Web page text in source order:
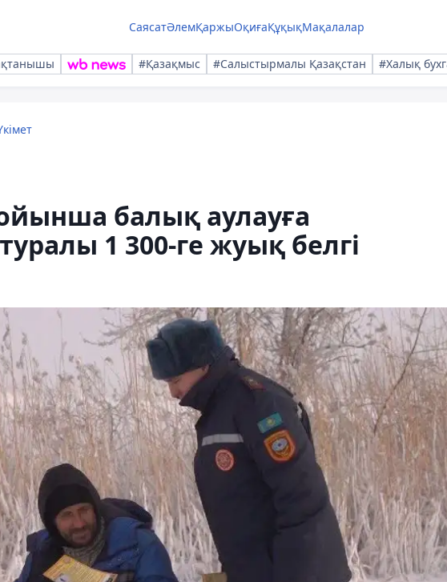
СаясатӘлемҚаржыОқиғаҚұқықМақалалар
#Қазақмыс #Салыстырмалы Қазақстан #Халық
балық аулауға
1 300-ге жуық белгі